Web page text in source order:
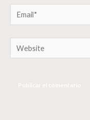
Email*
Website